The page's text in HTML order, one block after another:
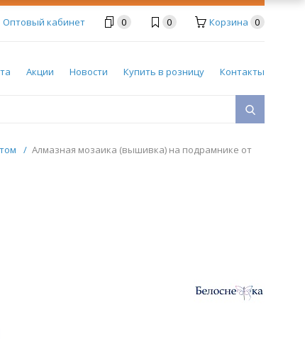
Оптовый кабинет 0 0 Корзина 0
Акции Новости Купить в розницу Контакты
/ Алмазная мозаика (вышивка) на подрамнике от